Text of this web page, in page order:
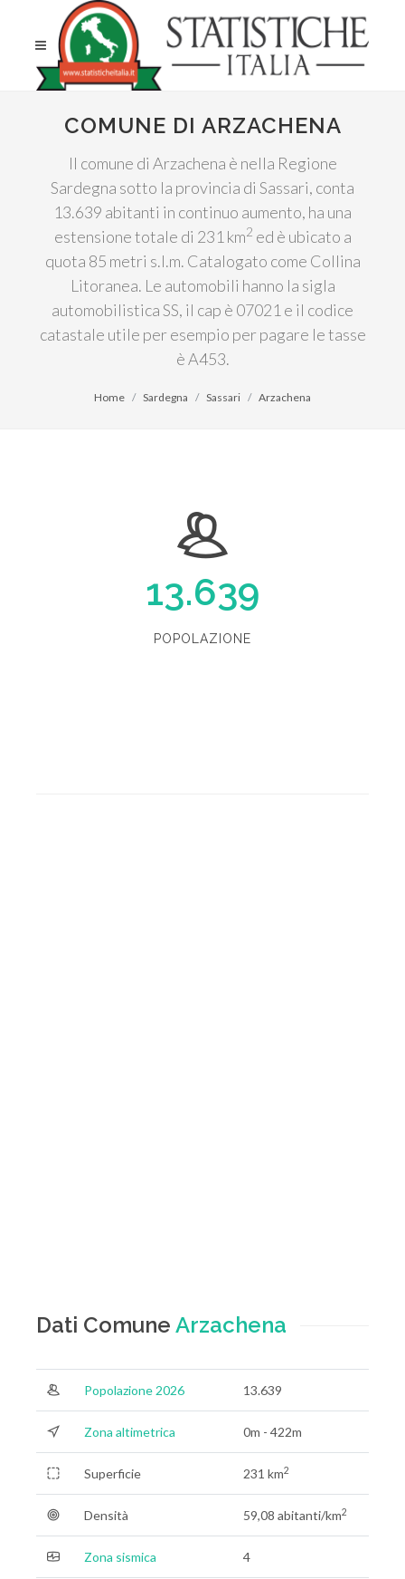
COMUNE DI ARZACHENA
Il comune di Arzachena è nella Regione
Sardegna sotto la provincia di Sassari, conta
13.639 abitanti in continuo aumento, ha una
estensione totale di 231 km2 ed è ubicato a
quota 85 metri s.l.m. Catalogato come Collina
Litoranea. Le automobili hanno la sigla
automobilistica SS, il cap è 07021 e il codice
catastale utile per esempio per pagare le tasse
è A453.
Home Sardegna Sassari Arzachena
13.639
POPOLAZIONE
Dati Comune Arzachena
Popolazione 2026 13.639
Zona altimetrica 0m - 422m
Superficie 231 km2
Densità 59,08 abitanti/km2
Zona sismica 4